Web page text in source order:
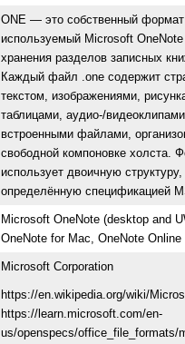
ONE — это собственный
используемый Microsoft
хранения разделов записных
Каждый файл .one содержит
текстом, изображениями,
таблицами, аудио-/
встроенными файлами,
свободной компоновке холста.
использует двоичную структуру,
определённую спецификацией
Microsoft OneNote (desktop and
OneNote for Mac, OneNote Online
Microsoft Corporation
https://en.wikipedia.org/wiki/
https://learn.microsoft.com/en-
us/openspecs/office_file_formats/